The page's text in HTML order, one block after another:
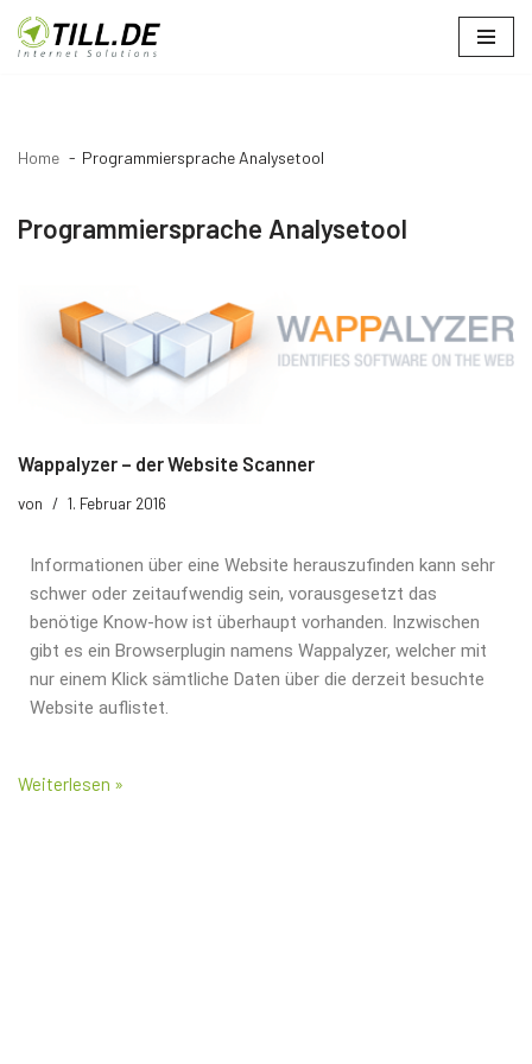
Zum
Home Programmiersprache Analysetool
Programmiersprache Analysetool
Wappalyzer – der Website Scanner
von 1. Februar 2016
Informationen über eine Website herauszufinden kann sehr
schwer oder zeitaufwendig sein, vorausgesetzt das
benötige Know-how ist überhaupt vorhanden. Inzwischen
gibt es ein Browserplugin namens Wappalyzer, welcher mit
nur einem Klick sämtliche Daten über die derzeit besuchte
Website auflistet.
Weiterlesen »